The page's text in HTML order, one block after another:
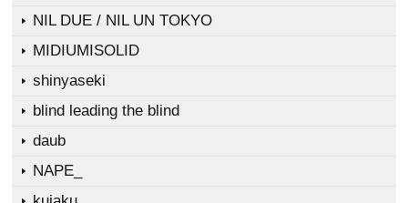
NIL DUE / NIL UN TOKYO
MIDIUMISOLID
shinyaseki
blind leading the blind
daub
NAPE_